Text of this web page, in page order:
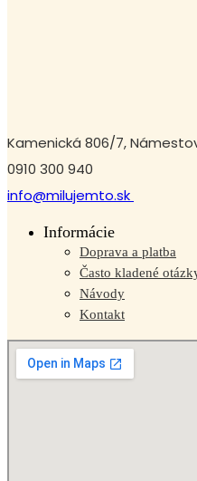
Kamenická 806/7,
0910 300 940
info@milujemto.sk
Informácie
Doprava a platba
Často kladené
Návody
Kontakt